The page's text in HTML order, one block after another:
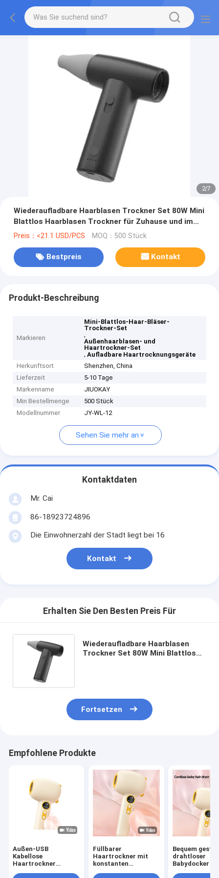
2/7
Wiederaufladbare Haarblasen Trockner Set 80W Mini
Blattlos Haarblasen Trockner für Zuhause und im
Freien
Preis：<21.1 USD/PCS MOQ：500 Stück
Bestpreis Kontakt
Produkt-Beschreibung
Markieren
Mini-Blattlos-Haar-Bläser-
Trockner-Set
,
Außenhaarblasen- und
Haartrockner-Set
,Aufladbare Haartrocknungsgeräte
Herkunftsort
Shenzhen, China
Lieferzeit
5-10 Tage
Markenname
JIUOKAY
Min Bestellmenge
500 Stück
Modellnummer
JY-WL-12
Sehen Sie mehr an
Kontaktdaten
Mr. Cai
86-18923724896
Die Einwohnerzahl der Stadt liegt bei 16
Kontakt
Erhalten Sie Den Besten Preis Für
Wiederaufladbare Haarblasen
Trockner Set 80W Mini Blattlos
Fortsetzen
Empfohlene Produkte
Außen-USB
Kabellose
Haartrockner
Füllbarer
Haartrockner mit
konstanten
Bequem
drahtloser
Babydocker